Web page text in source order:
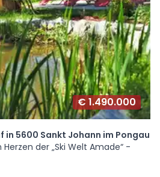
€ 1.490.000
in 5600 Sankt Johann im Pongau
der „Ski Welt Amade“ -